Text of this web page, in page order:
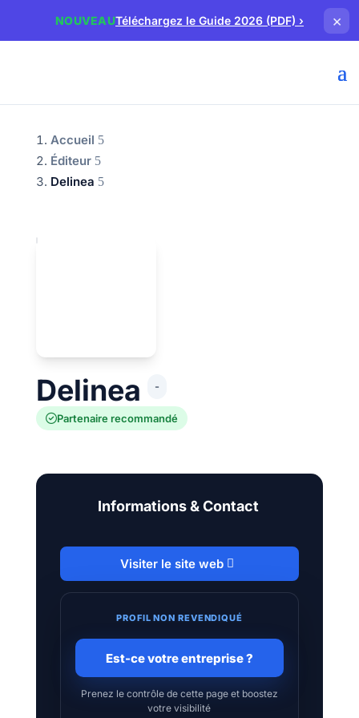
NOUVEAUTéléchargez le Guide 2026 (PDF)› ×
Accueil
Éditeur
Delinea
Delinea -
Partenaire recommandé
Informations & Contact
Visiter le site web
PROFIL NON REVENDIQUÉ
Est-ce votre entreprise ?
Prenez le contrôle de cette page et boostez
votre visibilité